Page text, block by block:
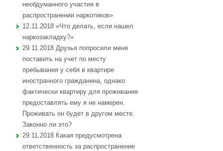
необдуманного участия в
распространении наркотиков»
12.11.2018 «Что делать, если нашел
наркозакладку?»
29.11.2018 Друзья попросили меня
поставить на учет по месту
пребывания у себя в квартире
иностранного гражданина, однако
фактически квартиру для проживания
предоставлять ему я не намерен.
Проживать он будет в другом месте.
Законно ли это?
29.11.2018 Какая предусмотрена
ответственность за распространение